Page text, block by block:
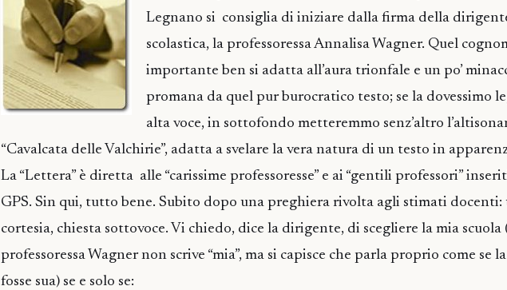
Legnano si consiglia di iniziare dalla firma della
scolastica, la professoressa Annalisa Wagner. Quel
importante ben si adatta all’aura trionfale e un po’
promana da quel pur burocratico testo; se la dovessimo
alta voce, in sottofondo metteremmo senz’altro
“Cavalcata delle Valchirie”, adatta a svelare la vera natura di un testo in
La “Lettera” è diretta alle “carissime professoresse” e ai “gentili professori”
GPS. Sin qui, tutto bene. Subito dopo una preghiera rivolta agli stimati docenti:
cortesia, chiesta sottovoce. Vi chiedo, dice la dirigente, di scegliere la mia scuola
professoressa Wagner non scrive “mia”, ma si capisce che parla proprio come se
fosse sua) se e solo se: